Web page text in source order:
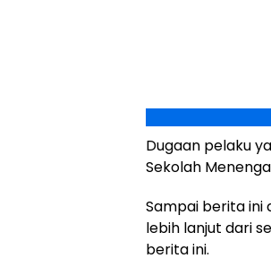
Dugaan pelaku
Sekolah
Sampai berita ini
lebih lanjut dari
berita ini.